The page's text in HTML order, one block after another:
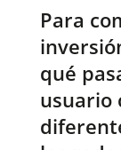
Para
qué
usuario